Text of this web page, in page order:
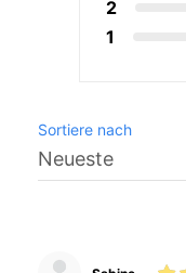
2
1
Sortiere nach